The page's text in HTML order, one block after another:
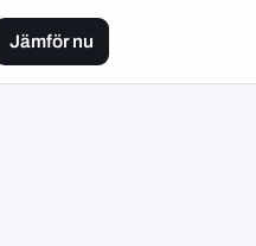
Jämför nu